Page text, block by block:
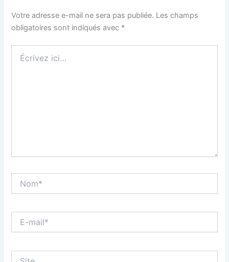
Votre adresse e-mail ne sera pas publiée. Les champs
obligatoires sont indiqués avec *
ici…
mail*